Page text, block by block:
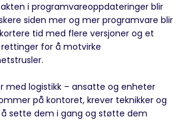
i programvareoppdateringer blir
siden mer og mer programvare blir
tid med flere versjoner og et
for å motvirke
med logistikk – ansatte og enheter
på kontoret, krever teknikker og
sette dem i gang og støtte dem